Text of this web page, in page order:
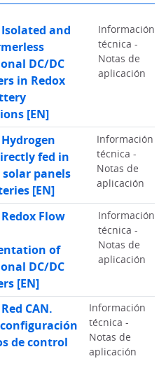
Isolated and
DC/DC
in Redox
[EN]
Información
técnica -
Notas de
aplicación
fed in
solar panels
[EN]
Información
técnica -
Notas de
aplicación
Flow
of
DC/DC
[EN]
Información
técnica -
Notas de
aplicación
CAN.
de control
Información
técnica -
Notas de
aplicación